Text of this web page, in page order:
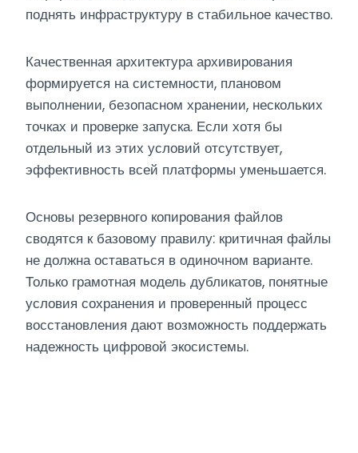
поднять инфраструктуру в стабильное качество.
Качественная архитектура архивирования
формируется на системности, плановом
выполнении, безопасном хранении, нескольких
точках и проверке запуска. Если хотя бы
отдельный из этих условий отсутствует,
эффективность всей платформы уменьшается.
Основы резервного копирования файлов
сводятся к базовому правилу: критичная файлы
не должна оставаться в одиночном варианте.
Только грамотная модель дубликатов, понятные
условия сохранения и проверенный процесс
восстановления дают возможность поддержать
надежность цифровой экосистемы.